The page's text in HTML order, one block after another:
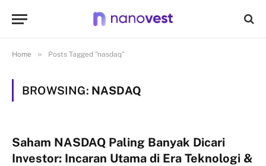
Home » Posts Tagged "nasdaq"
BROWSING: NASDAQ
Saham NASDAQ Paling Banyak Dicari
Investor: Incaran Utama di Era Teknologi &